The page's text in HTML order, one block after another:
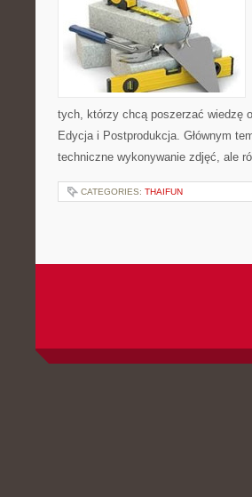
tych, którzy chcą poszerzać wiedzę
Edycja i Postprodukcja. Głównym
techniczne wykonywanie zdjęć, ale
CATEGORIES: THAIFUN